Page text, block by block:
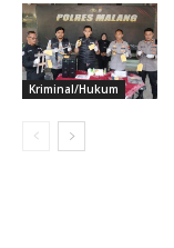
Kriminal/Hukum